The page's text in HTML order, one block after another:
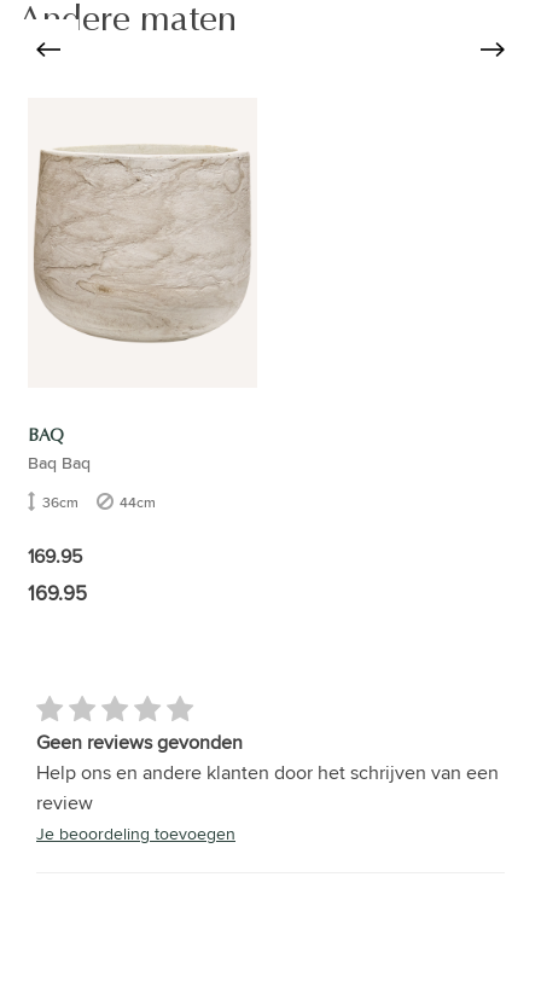
Andere maten
BAQ
Baq Baq
36cm 44cm
169.95
169.95
Geen reviews gevonden
Help ons en andere klanten door het schrijven van een
review
Je beoordeling toevoegen